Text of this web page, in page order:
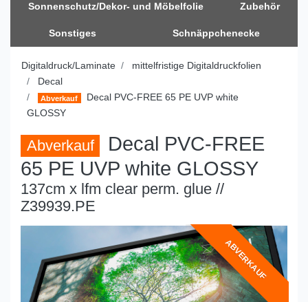
Sonnenschutz/Dekor- und Möbelfolie Zubehör
Sonstiges Schnäppchenecke
Digitaldruck/Laminate
mittelfristige Digitaldruckfolien
Decal
Abverkauf
Decal PVC-FREE 65 PE UVP white
GLOSSY
Abverkauf
Decal PVC-FREE
65 PE UVP white GLOSSY
137cm x lfm clear perm. glue //
Z39939.PE
ABVERKAUF